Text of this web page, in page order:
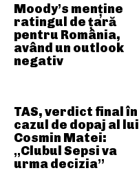
Moody’s menține
ratingul de țară
pentru România,
având un outlook
negativ
TAS, verdict final în
cazul de dopaj al lui
Cosmin Matei:
„Clubul Sepsi va
urma decizia”